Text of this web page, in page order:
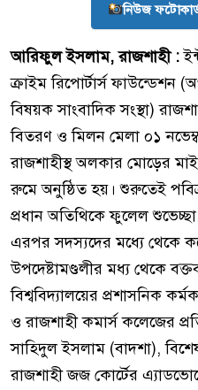
নিউজ
আরিফুল ইসলাম, রাজশাহী :
ক্রাইম রিপোর্টার্স ফাউন্ডেশন
বিষয়ক সাংবাদিক সংস্থা)
বিতরণ ও মিলন মেলা ০১
রাজশাহীস্থ অলকার মোড়ের
রুমে অনুষ্ঠিত হয়। শুরুতেই
প্রধান অতিথিকে ফুলেল
এরপর সদস্যদের মধ্যে থেকে
উপদেষ্টামণ্ডলীর মধ্য থেকে
বিশ্ববিদ্যালয়ের প্রশাসনিক
ও রাজশাহী কমার্স কলেজের
সাহিদুল ইসলাম (বাদশা),
রাজশাহী জজ কোর্টের